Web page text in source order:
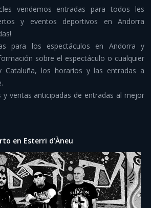
vendemos entradas para todos les
y eventos deportivos en Andorra
para los espectáculos en Andorra y
sobre el espectáculo o cualquier
Cataluña, los horarios y las entradas a
y ventas anticipadas de entradas al mejor
en Esterri d’Àneu